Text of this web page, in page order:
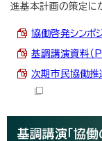
進基本計画の策定に
協働啓発シンポ
基調講演資料
次期市民協働
基調講演「協